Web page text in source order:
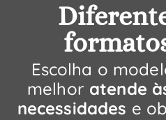
Escolha o
melhor atende
necessidades e